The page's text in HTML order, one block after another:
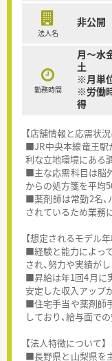
法人名
非公開
勤務時間
月～水
土
※月単
※労働
得
【店舗情報と応需状況
■JR中央本線竜王駅
利な立地環境にある
■主な応需科目は脳
からの処方箋を平均
■薬剤師は常勤2名、
されているため業務
【想定されるモデル年
■経験と能力によっ
され、努力や実績が
■昇給は年1回4月に
安定した収入アップ
■住宅手当や薬剤師
しており、給与面で
【法人特徴について】
■長野県と山梨県を